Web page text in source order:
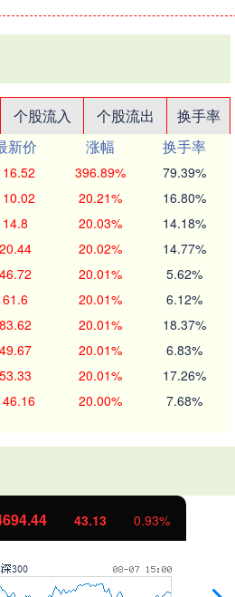
个股流入 个股流出
换手率
新价 涨幅
换手率
396.89% 79.39%
20.21% 16.80%
14.8 20.03% 14.18%
20.44 20.02% 14.77%
46.72 20.01% 5.62%
61.6 20.01% 6.12%
83.62 20.01% 18.37%
49.67 20.01% 6.83%
53.33 20.01% 17.26%
20.00% 7.68%
43.13 0.93%